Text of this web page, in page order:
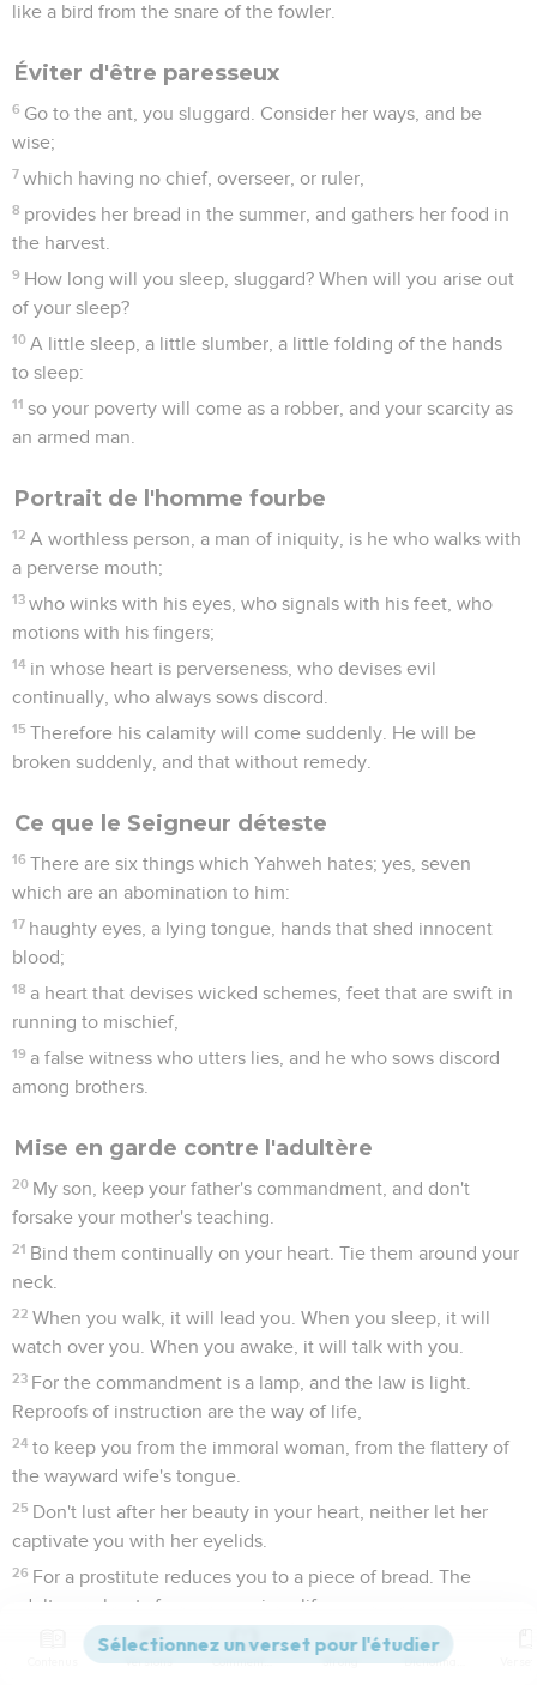
like a bird from the snare of the fowler.
Éviter d'être paresseux
6 Go to the ant, you sluggard. Consider her ways, and be
wise;
7 which having no chief, overseer, or ruler,
8 provides her bread in the summer, and gathers her food in
the harvest.
9 How long will you sleep, sluggard? When will you arise out
of your sleep?
10 A little sleep, a little slumber, a little folding of the hands
to sleep:
11 so your poverty will come as a robber, and your scarcity as
an armed man.
Portrait de l'homme fourbe
12 A worthless person, a man of iniquity, is he who walks with
a perverse mouth;
13 who winks with his eyes, who signals with his feet, who
motions with his fingers;
14 in whose heart is perverseness, who devises evil
continually, who always sows discord.
15 Therefore his calamity will come suddenly. He will be
broken suddenly, and that without remedy.
Ce que le Seigneur déteste
16 There are six things which Yahweh hates; yes, seven
which are an abomination to him:
17 haughty eyes, a lying tongue, hands that shed innocent
blood;
18 a heart that devises wicked schemes, feet that are swift in
running to mischief,
19 a false witness who utters lies, and he who sows discord
among brothers.
Mise en garde contre l'adultère
20 My son, keep your father's commandment, and don't
forsake your mother's teaching.
21 Bind them continually on your heart. Tie them around your
neck.
22 When you walk, it will lead you. When you sleep, it will
watch over you. When you awake, it will talk with you.
23 For the commandment is a lamp, and the law is light.
Reproofs of instruction are the way of life,
24 to keep you from the immoral woman, from the flattery of
the wayward wife's tongue.
25 Don't lust after her beauty in your heart, neither let her
captivate you with her eyelids.
26 For a prostitute reduces you to a piece of bread. The
adulteress hunts for your precious life.
Can a man scoop fire into his lap, and his clothes not be
Versions Commentaires Strong